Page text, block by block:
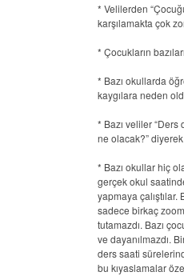
* Velilerden
karşılamakta çok
* Çocukların
* Bazı okullarda
kaygılara neden
* Bazı veliler
ne olacak?”
* Bazı okullar hiç
gerçek okul
yapmaya
sadece birkaç
tutamazdı. Bazı
ve dayanılmazdı.
ders saati
bu kıyaslamalar